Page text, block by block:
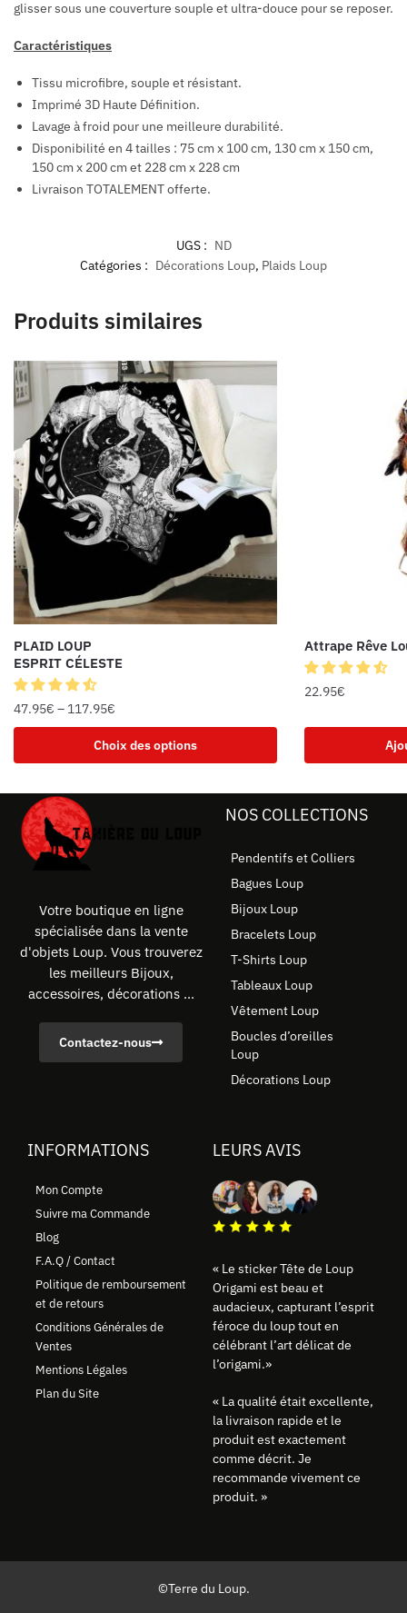
glisser sous une couverture souple et ultra-douce pour se reposer.
Caractéristiques
Tissu microfibre, souple et résistant.
Imprimé 3D Haute Définition.
Lavage à froid pour une meilleure durabilité.
Disponibilité en 4 tailles : 75 cm x 100 cm, 130 cm x 150 cm,
150 cm x 200 cm et 228 cm x 228 cm
Livraison TOTALEMENT offerte.
UGS : ND
Catégories : Décorations Loup, Plaids Loup
Produits similaires
PLAID LOUP
ESPRIT CÉLESTE
47.95€ – 117.95€
Choix des options
Attrape Rêve
22.95€
Votre boutique en ligne
spécialisée dans la vente
d'objets Loup. Vous trouverez
les meilleurs Bijoux,
accessoires, décorations ...
Contactez-nous
NOS COLLECTIONS
Pendentifs et Colliers
Bagues Loup
Bijoux Loup
Bracelets Loup
T-Shirts Loup
Tableaux Loup
Vêtement Loup
Boucles d’oreilles
Loup
Décorations Loup
INFORMATIONS
Mon Compte
Suivre ma Commande
Blog
F.A.Q / Contact
Politique de remboursement
et de retours
Conditions Générales de
Ventes
Mentions Légales
Plan du Site
LEURS AVIS
« Le sticker Tête de Loup
Origami est beau et
audacieux, capturant l’esprit
féroce du loup tout en
célébrant l’art délicat de
l’origami.»
« La qualité était excellente,
la livraison rapide et le
produit est exactement
comme décrit. Je
recommande vivement ce
produit. »
©Terre du Loup.